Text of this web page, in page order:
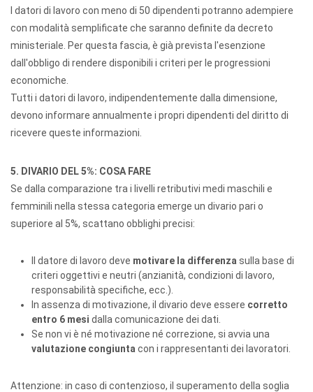
I datori di lavoro con meno di 50 dipendenti potranno adempiere
con modalità semplificate che saranno definite da decreto
ministeriale. Per questa fascia, è già prevista l'esenzione
dall'obbligo di rendere disponibili i criteri per le progressioni
economiche.
Tutti i datori di lavoro, indipendentemente dalla dimensione,
devono informare annualmente i propri dipendenti del diritto di
ricevere queste informazioni.
5. DIVARIO DEL 5%: COSA FARE
Se dalla comparazione tra i livelli retributivi medi maschili e
femminili nella stessa categoria emerge un divario pari o
superiore al 5%, scattano obblighi precisi:
Il datore di lavoro deve motivare la differenza sulla base di
criteri oggettivi e neutri (anzianità, condizioni di lavoro,
responsabilità specifiche, ecc.).
In assenza di motivazione, il divario deve essere corretto
entro 6 mesi dalla comunicazione dei dati.
Se non vi è né motivazione né correzione, si avvia una
valutazione congiunta con i rappresentanti dei lavoratori.
Attenzione: in caso di contenzioso, il superamento della soglia